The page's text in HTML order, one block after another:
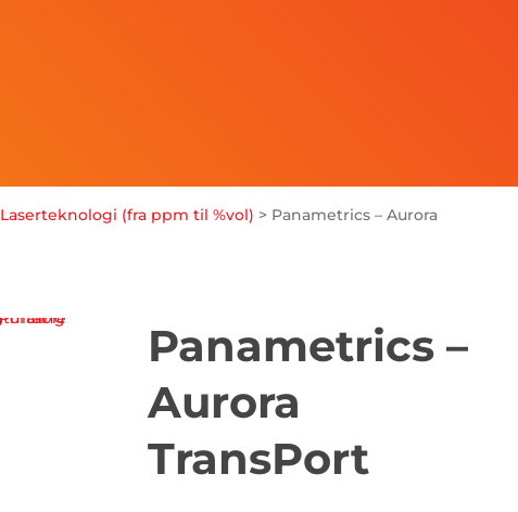
Laserteknologi (fra ppm til %vol) > Panametrics – Aurora
Panametrics –
Aurora
TransPort